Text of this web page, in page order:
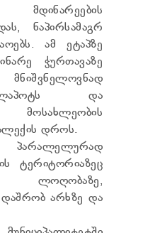
И
ნაპირსამაგრ
ამ ეტაპზე
ჭურთავაზე
და
დროს.
პარალელურად
ტერიტორიაზეც
ლოღობაზე,
არხზე და